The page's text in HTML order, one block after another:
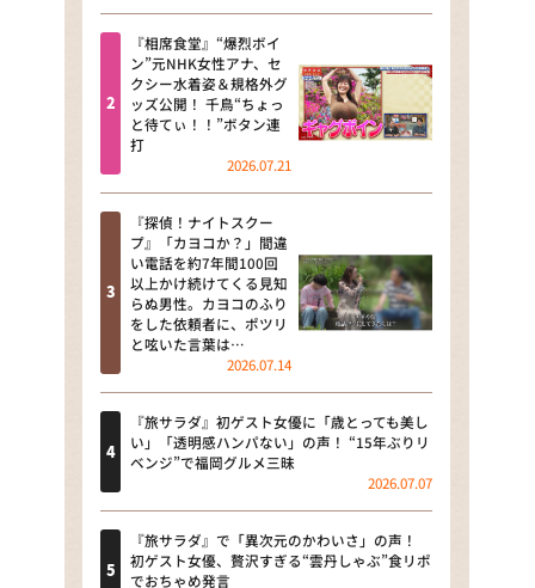
news おかえり
河合＆A.B.C-Z塚田×福井アナ
「なんでやねん！？」（news お
かえり）
DAIGOも台所 ～きょうの献立 何
にする？～
本日はダイアンなり！シーズン２
朝だ！生です旅サラダ
教えて！ニュースライブ 正義の
ミカタ
ＬＩＦＥ～夢のカタチ～
新婚さんいらっしゃい！
ザキ山小屋本館
『相席食堂』“爆烈ボイ
ン”元NHK女性アナ、セ
クシー水着姿＆規格外グ
ッズ公開！ 千鳥“ちょっ
と待てぃ！！”ボタン連
打
2026.07.21
『探偵！ナイトスクー
プ』「カヨコか？」間違
い電話を約7年間100回
以上かけ続けてくる見知
らぬ男性。カヨコのふり
をした依頼者に、ポツリ
と呟いた言葉は…
2026.07.14
『旅サラダ』初ゲスト女優に「歳とっても美し
い」「透明感ハンパない」の声！ “15年ぶりリ
ベンジ”で福岡グルメ三昧
2026.07.07
『旅サラダ』で「異次元のかわいさ」の声！
初ゲスト女優、贅沢すぎる“雲丹しゃぶ”食リポ
でおちゃめ発言